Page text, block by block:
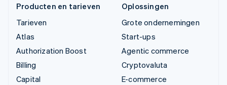
Producten en tarieven
Tarieven
Atlas
Authorization Boost
Billing
Capital
Oplossingen
Grote ondernemingen
Start-ups
Agentic commerce
Cryptovaluta
E-commerce